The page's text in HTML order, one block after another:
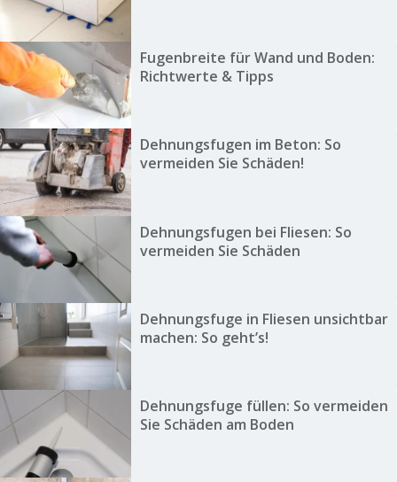
Fugenbreite für Wand und Boden:
Richtwerte & Tipps
Dehnungsfugen im Beton: So
vermeiden Sie Schäden!
Dehnungsfugen bei Fliesen: So
vermeiden Sie Schäden
Dehnungsfuge in Fliesen unsichtbar
machen: So geht’s!
Dehnungsfuge füllen: So vermeiden
Sie Schäden am Boden